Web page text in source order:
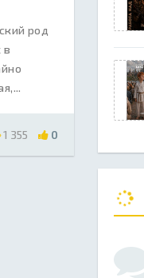
род
в
1 355 0